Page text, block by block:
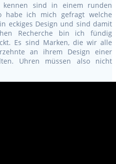
sind in einem runden
habe ich mich gefragt welche
eckiges Design und sind damit
Recherche bin ich fündig
Es sind Marken, die wir alle
an ihrem Design einer
Uhren müssen also nicht